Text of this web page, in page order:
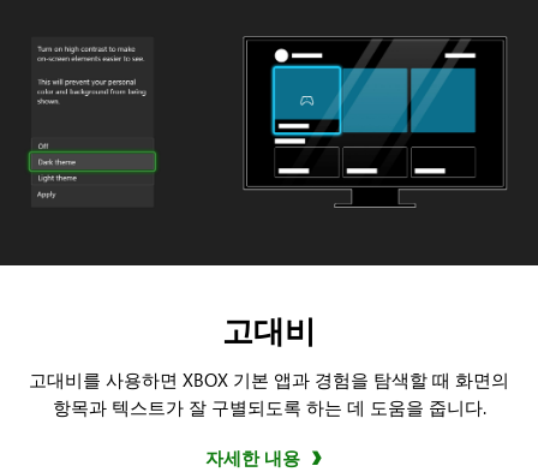
고대비
고대비를 사용하면 XBOX 기본 앱과 경험을 탐색할 때 화면의
항목과 텍스트가 잘 구별되도록 하는 데 도움을 줍니다.
자세한 내용